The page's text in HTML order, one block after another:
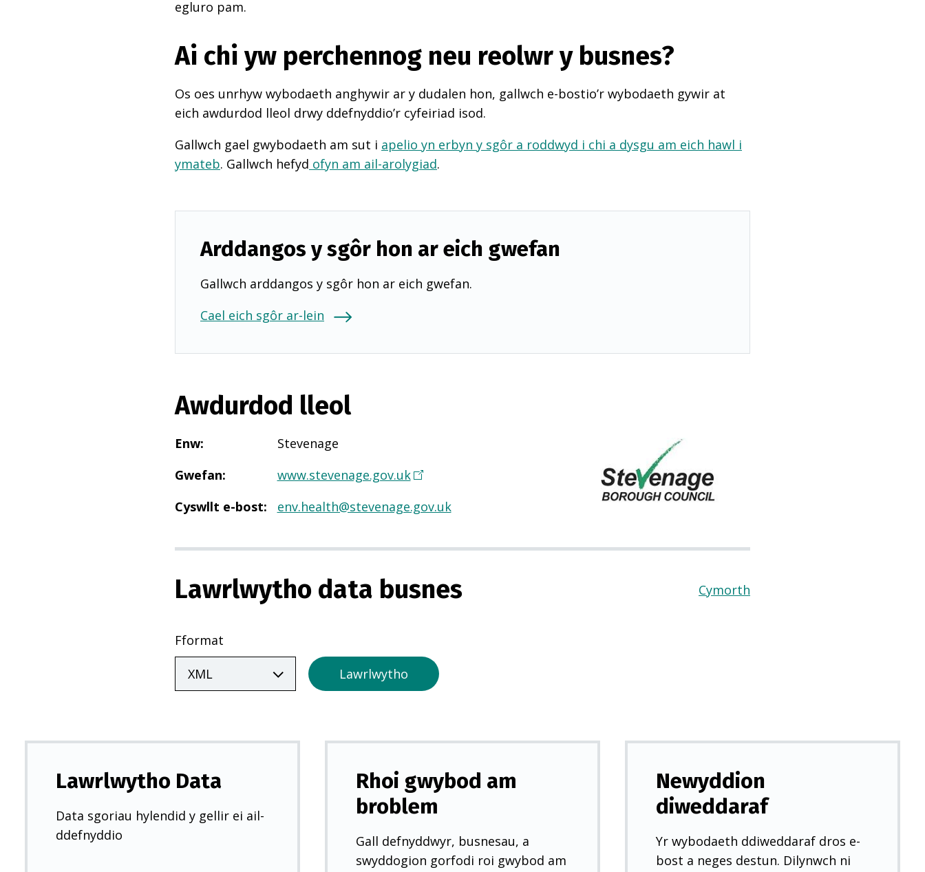
egluro pam.
Ai chi yw perchennog neu reolwr y busnes?
Os oes unrhyw wybodaeth anghywir ar y dudalen hon, gallwch e-bostio’r wybodaeth gywir at
eich awdurdod lleol drwy ddefnyddio’r cyfeiriad isod.
Gallwch gael gwybodaeth am sut i apelio yn erbyn y sgôr a roddwyd i chi a dysgu am eich hawl i
ymateb. Gallwch hefyd ofyn am ail-arolygiad.
Arddangos y sgôr hon ar eich gwefan
Gallwch arddangos y sgôr hon ar eich gwefan.
Cael eich sgôr ar-lein
Awdurdod lleol
Enw:
Stevenage
Gwefan: www.stevenage.gov.uk(
n
g
r
n
w
y
d
)
Cyswllt e-bost: env.health@stevenage.gov.uk
Lawrlwytho data busnes Cymorth
Fformat
Lawrlwytho
Lawrlwytho Data
Data sgoriau hylendid y gellir ei ail-
ddefnyddio
Rhoi gwybod am
broblem
Gall defnyddwyr, busnesau, a
swyddogion gorfodi roi gwybod am
Newyddion
diweddaraf
Yr wybodaeth ddiweddaraf dros e-
bost a neges destun. Dilynwch ni